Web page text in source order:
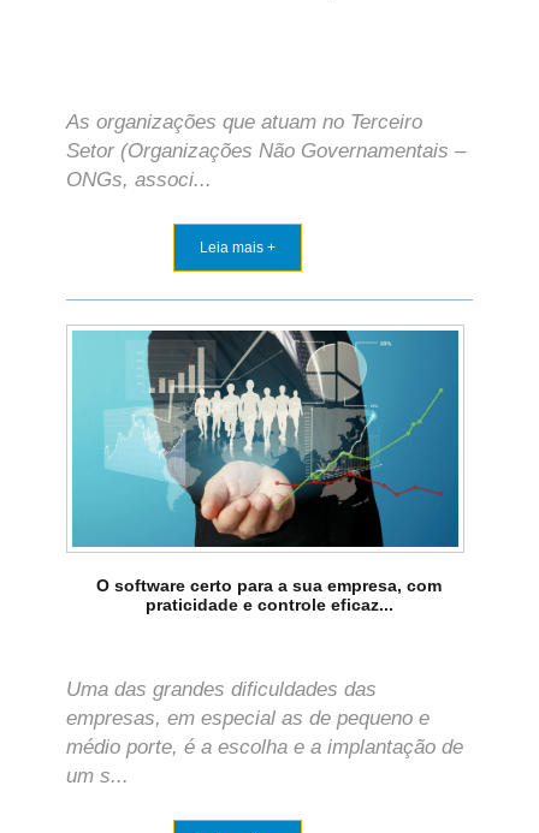
As organizações que atuam no Terceiro
Setor (Organizações Não Governamentais –
ONGs, associ...
Leia mais +
O software certo para a sua empresa, com
praticidade e controle eficaz...
Uma das grandes dificuldades das
empresas, em especial as de pequeno e
médio porte, é a escolha e a implantação de
um s...